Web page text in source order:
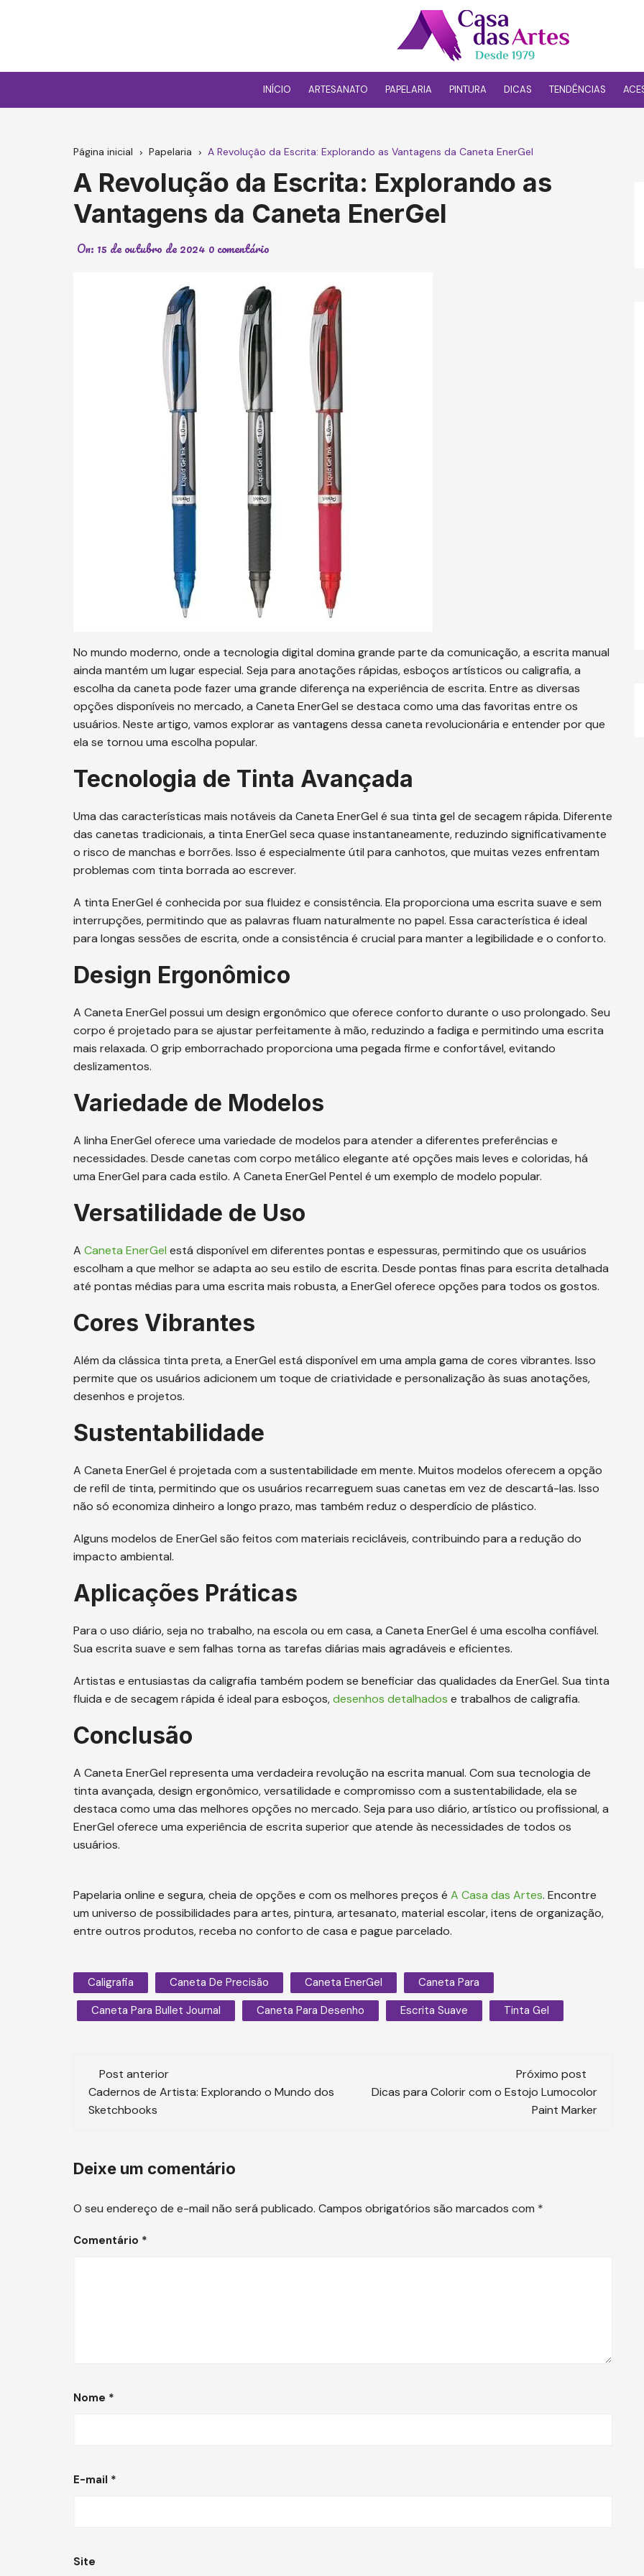
INÍCIO ARTESANATO PAPELARIA PINTURA DICAS TENDÊNCIAS
Página inicial Papelaria A Revolução da Escrita: Explorando as Vantagens da Caneta EnerGel
A Revolução da Escrita: Explorando as
Vantagens da Caneta EnerGel
On: 15 de outubro de 2024 0 comentário
No mundo moderno, onde a tecnologia digital domina grande parte da comunicação, a escrita manual
ainda mantém um lugar especial. Seja para anotações rápidas, esboços artísticos ou caligrafia, a
escolha da caneta pode fazer uma grande diferença na experiência de escrita. Entre as diversas
opções disponíveis no mercado, a Caneta EnerGel se destaca como uma das favoritas entre os
usuários. Neste artigo, vamos explorar as vantagens dessa caneta revolucionária e entender por que
ela se tornou uma escolha popular.
Tecnologia de Tinta Avançada
Uma das características mais notáveis da Caneta EnerGel é sua tinta gel de secagem rápida. Diferente
das canetas tradicionais, a tinta EnerGel seca quase instantaneamente, reduzindo significativamente
o risco de manchas e borrões. Isso é especialmente útil para canhotos, que muitas vezes enfrentam
problemas com tinta borrada ao escrever.
A tinta EnerGel é conhecida por sua fluidez e consistência. Ela proporciona uma escrita suave e sem
interrupções, permitindo que as palavras fluam naturalmente no papel. Essa característica é ideal
para longas sessões de escrita, onde a consistência é crucial para manter a legibilidade e o conforto.
Design Ergonômico
A Caneta EnerGel possui um design ergonômico que oferece conforto durante o uso prolongado. Seu
corpo é projetado para se ajustar perfeitamente à mão, reduzindo a fadiga e permitindo uma escrita
mais relaxada. O grip emborrachado proporciona uma pegada firme e confortável, evitando
deslizamentos.
Variedade de Modelos
A linha EnerGel oferece uma variedade de modelos para atender a diferentes preferências e
necessidades. Desde canetas com corpo metálico elegante até opções mais leves e coloridas, há
uma EnerGel para cada estilo. A Caneta EnerGel Pentel é um exemplo de modelo popular.
Versatilidade de Uso
A Caneta EnerGel está disponível em diferentes pontas e espessuras, permitindo que os usuários
escolham a que melhor se adapta ao seu estilo de escrita. Desde pontas finas para escrita detalhada
até pontas médias para uma escrita mais robusta, a EnerGel oferece opções para todos os gostos.
Cores Vibrantes
Além da clássica tinta preta, a EnerGel está disponível em uma ampla gama de cores vibrantes. Isso
permite que os usuários adicionem um toque de criatividade e personalização às suas anotações,
desenhos e projetos.
Sustentabilidade
A Caneta EnerGel é projetada com a sustentabilidade em mente. Muitos modelos oferecem a opção
de refil de tinta, permitindo que os usuários recarreguem suas canetas em vez de descartá-las. Isso
não só economiza dinheiro a longo prazo, mas também reduz o desperdício de plástico.
Alguns modelos de EnerGel são feitos com materiais recicláveis, contribuindo para a redução do
impacto ambiental.
Aplicações Práticas
Para o uso diário, seja no trabalho, na escola ou em casa, a Caneta EnerGel é uma escolha confiável.
Sua escrita suave e sem falhas torna as tarefas diárias mais agradáveis e eficientes.
Artistas e entusiastas da caligrafia também podem se beneficiar das qualidades da EnerGel. Sua tinta
fluida e de secagem rápida é ideal para esboços,desenhos detalhados e trabalhos de caligrafia.
Conclusão
A Caneta EnerGel representa uma verdadeira revolução na escrita manual. Com sua tecnologia de
tinta avançada, design ergonômico, versatilidade e compromisso com a sustentabilidade, ela se
destaca como uma das melhores opções no mercado. Seja para uso diário, artístico ou profissional, a
EnerGel oferece uma experiência de escrita superior que atende às necessidades de todos os
usuários.
Papelaria online e segura, cheia de opções e com os melhores preços é A Casa das Artes. Encontre
um universo de possibilidades para artes, pintura, artesanato, material escolar, itens de organização,
entre outros produtos, receba no conforto de casa e pague parcelado.
Caligrafia Caneta De Precisão Caneta EnerGel
Caneta Para
Caneta Para Bullet Journal
Caneta Para Desenho Escrita Suave Tinta Gel
Navegação
de
Post anterior
Cadernos de Artista: Explorando o Mundo dos
Sketchbooks
Próximo post
Dicas para Colorir com o Estojo Lumocolor
Paint Marker
Deixe um comentário
O seu endereço de e-mail não será publicado. Campos obrigatórios são marcados com *
Comentário *
Nome *
E-mail *
Site